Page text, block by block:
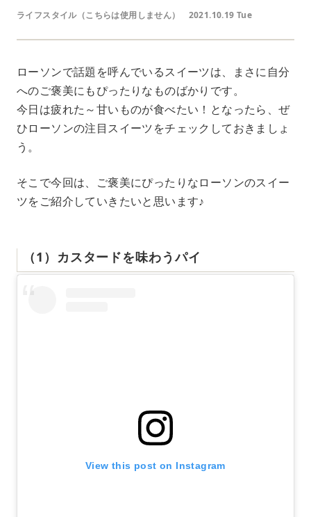
ライフスタイル（こちらは使用しません） 2021.10.19 Tue
ローソンで話題を呼んでいるスイーツは、まさに自分
へのご褒美にもぴったりなものばかりです。
今日は疲れた～甘いものが食べたい！となったら、ぜ
ひローソンの注目スイーツをチェックしておきましょ
う。
そこで今回は、ご褒美にぴったりなローソンのスイー
ツをご紹介していきたいと思います♪
（1）カスタードを味わうパイ
View this post on Instagram